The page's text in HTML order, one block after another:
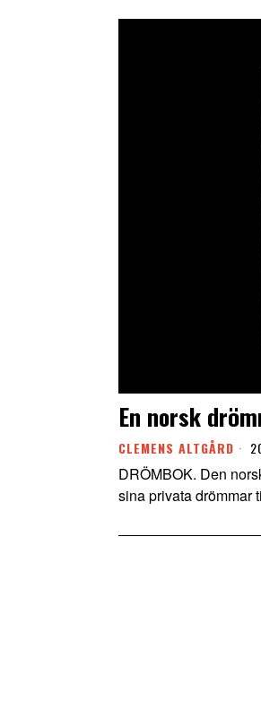
En norsk
CLEMENS ALTGÅRD
DRÖMBOK. Den
sina privata drömmar